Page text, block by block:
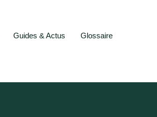
Guides & Actus Glossaire